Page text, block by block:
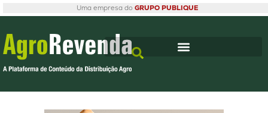
Uma empresa do GRUPO PUBLIQUE